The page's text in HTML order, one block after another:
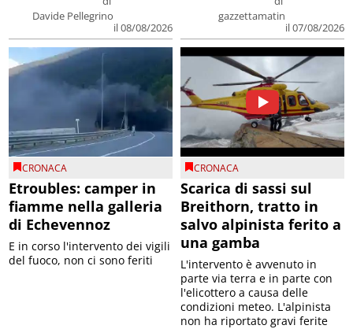
Davide Pellegrino
il 08/08/2026
gazzettamatin
il 07/08/2026
CRONACA
Etroubles: camper in
fiamme nella galleria
di Echevennoz
E in corso l'intervento dei vigili
del fuoco, non ci sono feriti
CRONACA
Scarica di sassi sul
Breithorn, tratto in
salvo alpinista ferito a
una gamba
L'intervento è avvenuto in
parte via terra e in parte con
l'elicottero a causa delle
condizioni meteo. L'alpinista
non ha riportato gravi ferite